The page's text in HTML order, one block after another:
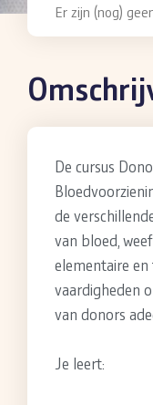
Er zijn (nog)
De cursus
de
van bloed,
elementaire
vaardigheden
van donors
Je leert: